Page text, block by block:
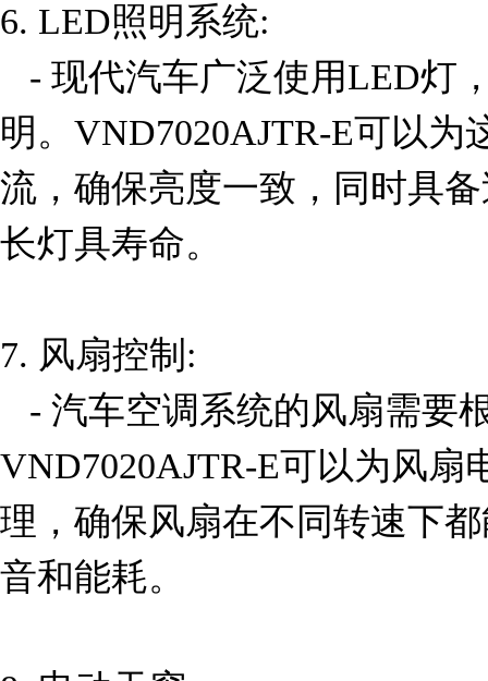
6. LED照明系统:
明。VND7020AJTR-E可以为
流，确保亮度一致，同时具
长灯具寿命。
7. 风扇控制:
VND7020AJTR-E可以为风扇
理，确保风扇在不同转速下
音和能耗。